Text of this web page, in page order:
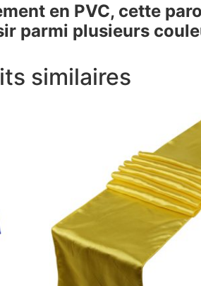
en PVC, cette
parmi plusieurs
similaires